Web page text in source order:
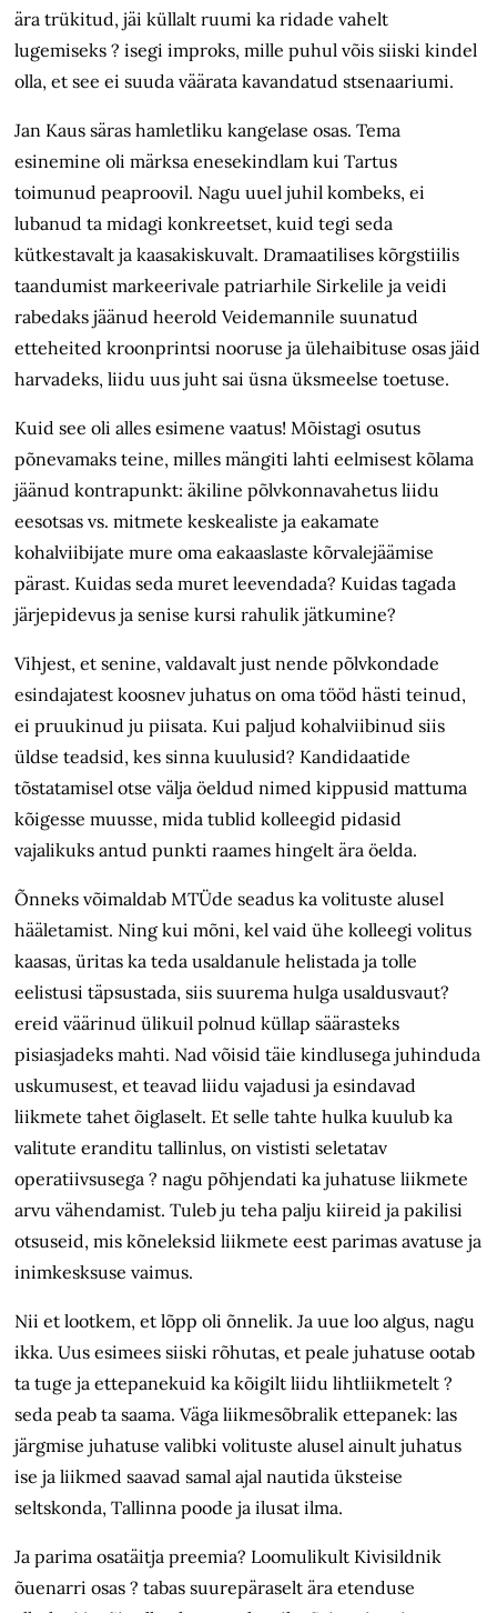
ära trükitud, jäi küllalt ruumi ka ridade vahelt
lugemiseks ? isegi improks, mille puhul võis siiski kindel
olla, et see ei suuda väärata kavandatud stsenaariumi.
Jan Kaus säras hamletliku kangelase osas. Tema
esinemine oli märksa enesekindlam kui Tartus
toimunud peaproovil. Nagu uuel juhil kombeks, ei
lubanud ta midagi konkreetset, kuid tegi seda
kütkestavalt ja kaasakiskuvalt. Dramaatilises kõrgstiilis
taandumist markeerivale patriarhile Sirkelile ja veidi
rabedaks jäänud heerold Veidemannile suunatud
etteheited kroonprintsi nooruse ja ülehaibituse osas jäid
harvadeks, liidu uus juht sai üsna üksmeelse toetuse.
Kuid see oli alles esimene vaatus! Mõistagi osutus
põnevamaks teine, milles mängiti lahti eelmisest kõlama
jäänud kontrapunkt: äkiline põlvkonnavahetus liidu
eesotsas vs. mitmete keskealiste ja eakamate
kohalviibijate mure oma eakaaslaste kõrvalejäämise
pärast. Kuidas seda muret leevendada? Kuidas tagada
järjepidevus ja senise kursi rahulik jätkumine?
Vihjest, et senine, valdavalt just nende põlvkondade
esindajatest koosnev juhatus on oma tööd hästi teinud,
ei pruukinud ju piisata. Kui paljud kohalviibinud siis
üldse teadsid, kes sinna kuulusid? Kandidaatide
tõstatamisel otse välja öeldud nimed kippusid mattuma
kõigesse muusse, mida tublid kolleegid pidasid
vajalikuks antud punkti raames hingelt ära öelda.
Õnneks võimaldab MTÜde seadus ka volituste alusel
hääletamist. Ning kui mõni, kel vaid ühe kolleegi volitus
kaasas, üritas ka teda usaldanule helistada ja tolle
eelistusi täpsustada, siis suurema hulga usaldusvaut?
ereid väärinud ülikuil polnud küllap säärasteks
pisiasjadeks mahti. Nad võisid täie kindlusega juhinduda
uskumusest, et teavad liidu vajadusi ja esindavad
liikmete tahet õiglaselt. Et selle tahte hulka kuulub ka
valitute eranditu tallinlus, on vististi seletatav
operatiivsusega ? nagu põhjendati ka juhatuse liikmete
arvu vähendamist. Tuleb ju teha palju kiireid ja pakilisi
otsuseid, mis kõneleksid liikmete eest parimas avatuse ja
inimkesksuse vaimus.
Nii et lootkem, et lõpp oli õnnelik. Ja uue loo algus, nagu
ikka. Uus esimees siiski rõhutas, et peale juhatuse ootab
ta tuge ja ettepanekuid ka kõigilt liidu lihtliikmetelt ?
seda peab ta saama. Väga liikmesõbralik ettepanek: las
järgmise juhatuse valibki volituste alusel ainult juhatus
ise ja liikmed saavad samal ajal nautida üksteise
seltskonda, Tallinna poode ja ilusat ilma.
Ja parima osatäitja preemia? Loomulikult Kivisildnik
õuenarri osas ? tabas suurepäraselt ära etenduse